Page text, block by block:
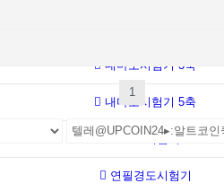
1
내마모시험기 3축
내마모시험기 5축
RCA시험기
연필경도시험기